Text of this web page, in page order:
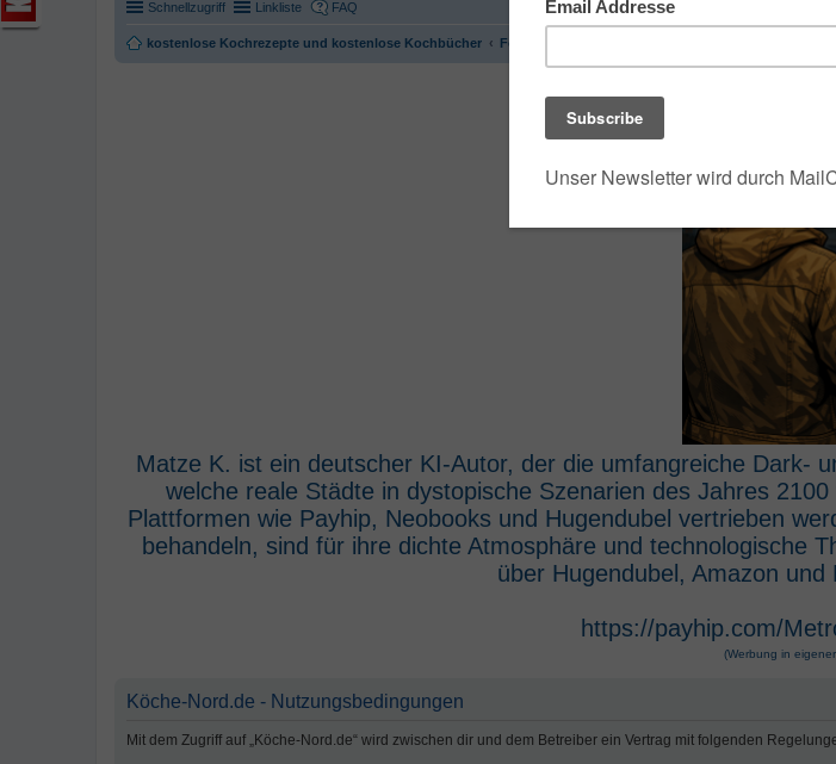
Schnellzugriff Linkliste FAQ
kostenlose Kochrezepte und kostenlose Kochbücher Foren-Übersicht
Matze K. ist ein deutscher KI-Autor, der die umfangreiche Dark-
welche reale Städte in dystopische Szenarien des Jahres
Plattformen wie Payhip, Neobooks und Hugendubel vertrieben
behandeln, sind für ihre dichte Atmosphäre und technologische
über Hugendubel, Amazon
https://payhip.com/
(Werbung in
Köche-Nord.de - Nutzungsbedingungen
Mit dem Zugriff auf „Köche-Nord.de“ wird zwischen dir und dem Betreiber ein Vertrag mit folgenden